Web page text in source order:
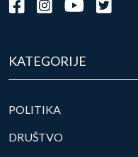
KATEGORIJE
POLITIKA
DRUŠTVO